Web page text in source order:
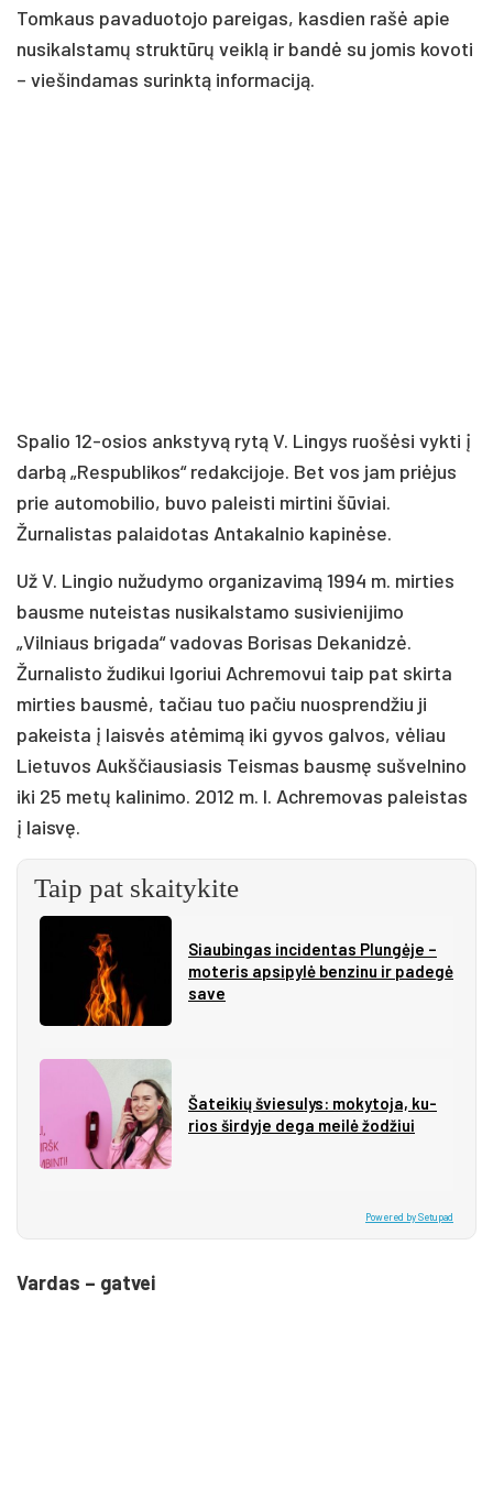
Tomkaus pavaduotojo pareigas, kasdien rašė apie
nusikalstamų struktūrų veiklą ir bandė su jomis kovoti
– viešindamas surinktą informaciją.
Spalio 12-osios ankstyvą rytą V. Lingys ruošėsi vykti į
darbą „Respublikos“ redakcijoje. Bet vos jam priėjus
prie automobilio, buvo paleisti mirtini šūviai.
Žurnalistas palaidotas Antakalnio kapinėse.
Už V. Lingio nužudymo organizavimą 1994 m. mirties
bausme nuteistas nusikalstamo susivienijimo
„Vilniaus brigada“ vadovas Borisas Dekanidzė.
Žurnalisto žudikui Igoriui Achremovui taip pat skirta
mirties bausmė, tačiau tuo pačiu nuosprendžiu ji
pakeista į laisvės atėmimą iki gyvos galvos, vėliau
Lietuvos Aukščiausiasis Teismas bausmę sušvelnino
iki 25 metų kalinimo. 2012 m. I. Achremovas paleistas
į laisvę.
Taip pat skaitykite
Siau­bin­gas in­ci­den­tas Plun­gė­je –
mo­te­ris ap­si­py­lė ben­zi­nu ir pa­de­gė
sa­ve
Ša­tei­kių švie­su­lys: mo­ky­to­ja, ku­
rios šir­dy­je de­ga mei­lė žo­džiui
Powered by Setupad
Vardas – gatvei